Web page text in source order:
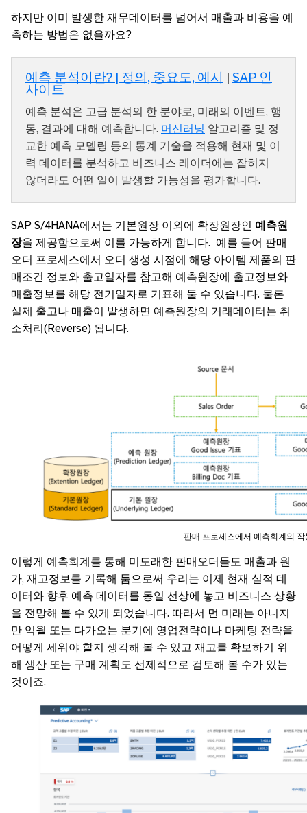
하지만 이미 발생한 재무데이터를 넘어서 매출과 비용을 예
측하는 방법은 없을까요?
예측 분석이란? | 정의, 중요도, 예시 | SAP 인
사이트
예측 분석은 고급 분석의 한 분야로, 미래의 이벤트, 행
동, 결과에 대해 예측합니다. 머신러닝 알고리즘 및 정
교한 예측 모델링 등의 통계 기술을 적용해 현재 및 이
력 데이터를 분석하고 비즈니스 레이더에는 잡히지
않더라도 어떤 일이 발생할 가능성을 평가합니다.
SAP S/4HANA에서는 기본원장 이외에 확장원장인 예측원
장을 제공함으로써 이를 가능하게 합니다. 예를 들어 판매
오더 프로세스에서 오더 생성 시점에 해당 아이템 제품의 판
매조건 정보와 출고일자를 참고해 예측원장에 출고정보와
매출정보를 해당 전기일자로 기표해 둘 수 있습니다. 물론
실제 출고나 매출이 발생하면 예측원장의 거래데이터는 취
소처리(Reverse) 됩니다.
판매 프로세스에서 예측회계의 작
이렇게 예측회계를 통해 미도래한 판매오더들도 매출과 원
가, 재고정보를 기록해 둠으로써 우리는 이제 현재 실적 데
이터와 향후 예측 데이터를 동일 선상에 놓고 비즈니스 상황
을 전망해 볼 수 있게 되었습니다. 따라서 먼 미래는 아니지
만 익월 또는 다가오는 분기에 영업전략이나 마케팅 전략을
어떻게 세워야 할지 생각해 볼 수 있고 재고를 확보하기 위
해 생산 또는 구매 계획도 선제적으로 검토해 볼 수가 있는
것이죠.